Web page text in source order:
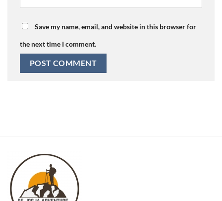
Save my name, email, and website in this browser for
the next time I comment.